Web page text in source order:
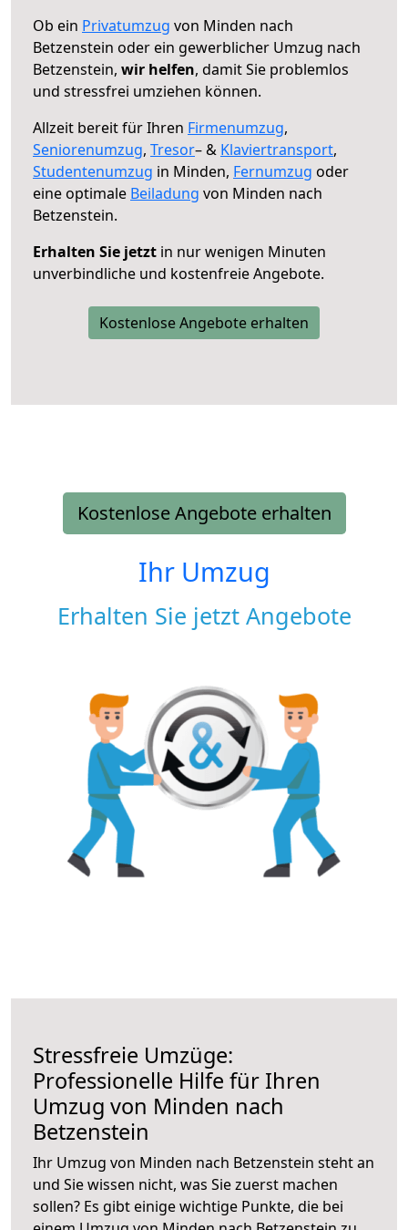
Ob ein Privatumzug von Minden nach
Betzenstein oder ein gewerblicher Umzug nach
Betzenstein, wir helfen, damit Sie problemlos
und stressfrei umziehen können.
Allzeit bereit für Ihren Firmenumzug,
Seniorenumzug, Tresor– & Klaviertransport,
Studentenumzug in Minden, Fernumzug oder
eine optimale Beiladung von Minden nach
Betzenstein.
Erhalten Sie jetzt in nur wenigen Minuten
unverbindliche und kostenfreie Angebote.
Kostenlose Angebote erhalten
Kostenlose Angebote erhalten
Ihr Umzug
Erhalten Sie jetzt Angebote
Stressfreie Umzüge:
Professionelle Hilfe für Ihren
Umzug von Minden nach
Betzenstein
Ihr Umzug von Minden nach Betzenstein steht an
und Sie wissen nicht, was Sie zuerst machen
sollen? Es gibt einige wichtige Punkte, die bei